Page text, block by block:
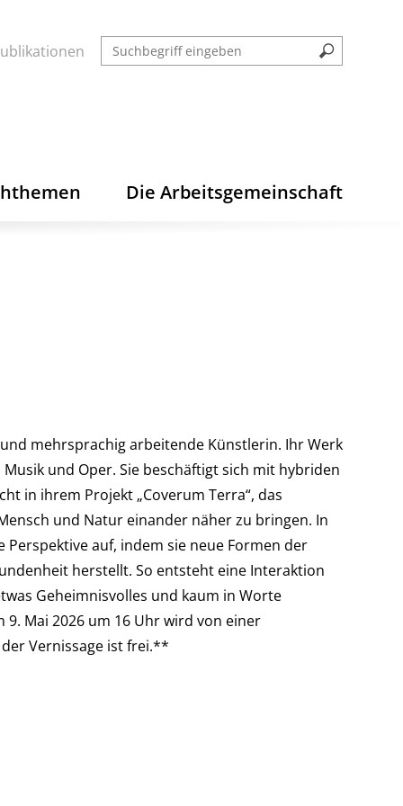
Die Arbeitsgemeinschaft
mehrsprachig arbeitende Künstlerin. Ihr Werk
und Oper. Sie beschäftigt sich mit hybriden
in ihrem Projekt „Coverum Terra“, das
und Natur einander näher zu bringen. In
auf, indem sie neue Formen der
herstellt. So entsteht eine Interaktion
Geheimnisvolles und kaum in Worte
9. Mai 2026 um 16 Uhr wird von einer
Vernissage ist frei.**